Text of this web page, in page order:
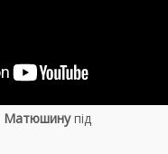
Матюшинупід